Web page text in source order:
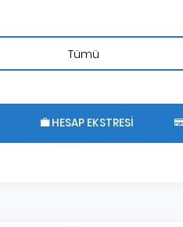
HESAP EKSTRESI